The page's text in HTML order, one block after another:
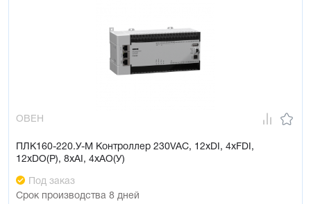
ОВЕН
ПЛК160-220.У-М Контроллер 230VAC, 12xDI, 4xFDI,
12xDO(Р), 8xAI, 4xAO(У)
Под заказ
Срок производства 8 дней